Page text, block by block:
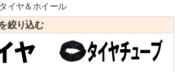
タイヤ＆ホイール
絞り込む